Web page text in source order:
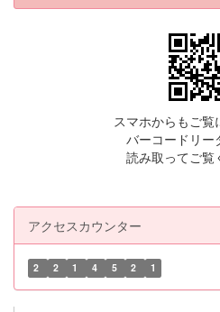
スマホからもご覧
バーコードリー
読み取ってご覧
アクセスカウンター
2 2 1 4 5 2 1